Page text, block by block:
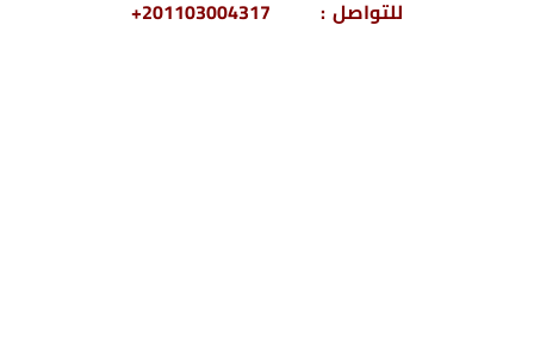
للتواصل : 201103004317+